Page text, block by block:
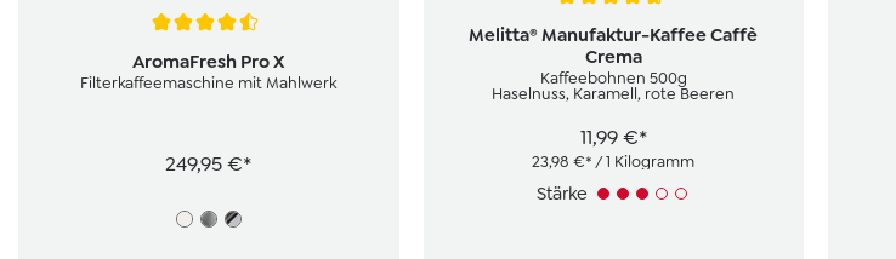
AromaFresh Pro X
Filterkaffeemaschine mit Mahlwerk
249,95 €*
Durchschnittliche Bewertung von 4.8 von 5 Sternen
Melitta® Manufaktur-Kaffee Caffè
Crema
Kaffeebohnen 500g
Haselnuss, Karamell, rote Beeren
11,99 €*
23,98 €* / 1 Kilogramm
Stärke